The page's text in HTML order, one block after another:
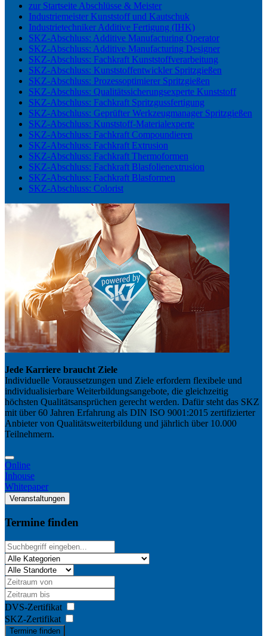
zur Startseite Abschlüsse & Meister
Industriemeister Kunststoff und Kautschuk
Industrietechniker Additive Fertigung (IHK)
SKZ-Abschluss: Additive Manufacturing Operator
SKZ-Abschluss: Additive Manufacturing Designer
SKZ-Abschluss: Fachkraft Kunststoffverarbeitung
SKZ-Abschluss: Kunststoffentwickler Spritzgießen
SKZ-Abschluss: Prozessoptimierer Spritzgießen
SKZ-Abschluss: Qualitätssicherungsexperte Kunststoff
SKZ-Abschluss: Fachkraft Spritzgussfertigung
SKZ-Abschluss: Geprüfter Werkzeugmanager Spritzgießen
SKZ-Abschluss: Kunststoff-Materialexperte
SKZ-Abschluss: Fachkraft Compoundieren
SKZ-Abschluss: Fachkraft Extrusion
SKZ-Abschluss: Fachkraft Thermoformen
SKZ-Abschluss: Fachkraft Blasfolienextrusion
SKZ-Abschluss: Fachkraft Blasformen
SKZ-Abschluss: Colorist
Jede Karriere braucht Ziele
Individuelle Voraussetzungen und Ziele erfordern flexibele und
individualisierbare Weiterbildungsangebote, die gleichzeitig
höchsten Qualitätsansprüchen gerecht werden. Dafür steht das SKZ
mit über 60 Jahren Erfahrung als DIN ISO 9001:2015 zertifizierter
Anbieter von Qualitätsweiterbildung und jährlich über 10.000
Teilnehmern.
Online
Inhouse
Whitepaper
Veranstaltungen
Termine finden
DVS-Zertifikat
SKZ-Zertifikat
Termine finden